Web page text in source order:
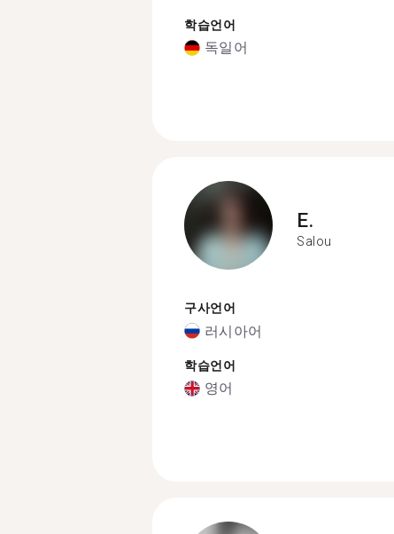
학습언어
독일어
E.
Salou
구사언어
러시아어
학습언어
영어